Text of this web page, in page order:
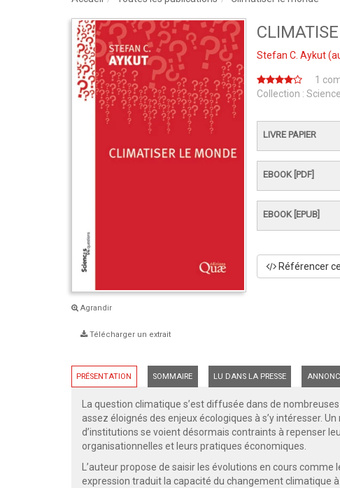
Agrandir
Télécharger un extrait
Stefan C. Aykut
1
Collection :
LIVRE PAPIER
EBOOK [PDF]
EBOOK [EPUB]
Référencer
PRÉSENTATION SOMMAIRE LU DANS LA PRESSE
La question climatique s’est diffusée dans de
assez éloignés des enjeux écologiques à s’y intéresser.
d’institutions se voient désormais contraints à repenser
organisationnelles et leurs pratiques économiques.
L’auteur propose de saisir les évolutions en cours
expression traduit la capacité du changement climatique